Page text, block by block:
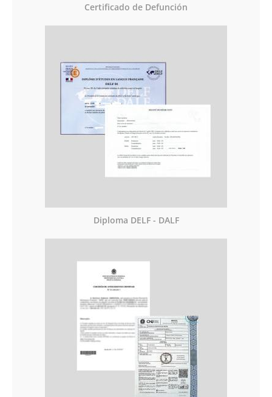
Certificado de Defunción
Diploma DELF - DALF